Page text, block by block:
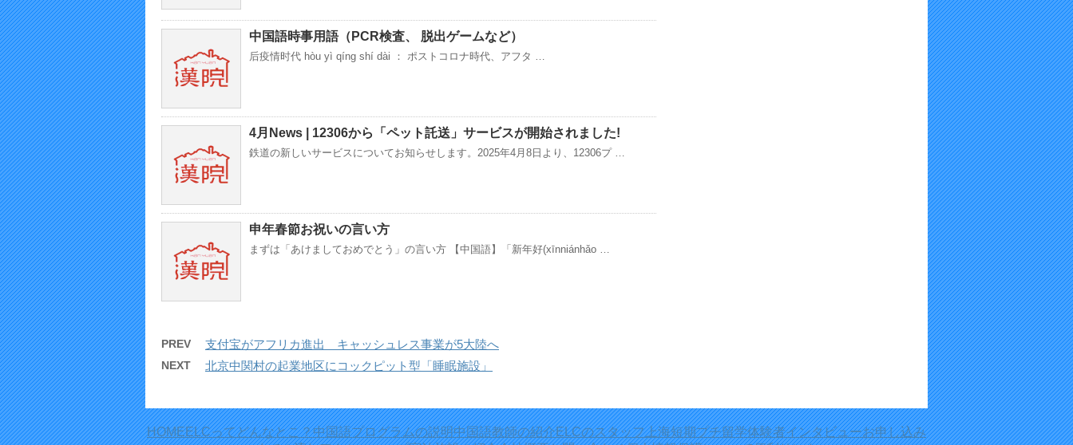
中国語時事用語（PCR検査、 脱出ゲームなど）
后疫情时代 hòu yì qíng shí dài ： ポストコロナ時代、アフタ …
4月News | 12306から「ペット託送」サービスが開始されました!
鉄道の新しいサービスについてお知らせします。2025年4月8日より、12306プ …
申年春節お祝いの言い方
まずは「あけましておめでとう」の言い方 【中国語】「新年好(xīnniánhǎo …
PREV 支付宝がアフリカ進出 キャッシュレス事業が5大陸へ
NEXT 北京中関村の起業地区にコックピット型「睡眠施設」
HOMEELCってどんなとこ？中国語プログラムの説明中国語教師の紹介ELCのスタッフ上海短期プチ留学体験者インタビューお申し込み